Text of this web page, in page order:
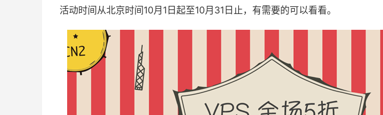
活动时间从北京时间10月1日起至10月31日止，有需要的可以看看。